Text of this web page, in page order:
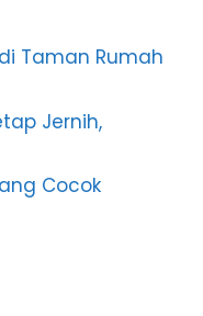
Taman Rumah
Jernih,
Cocok